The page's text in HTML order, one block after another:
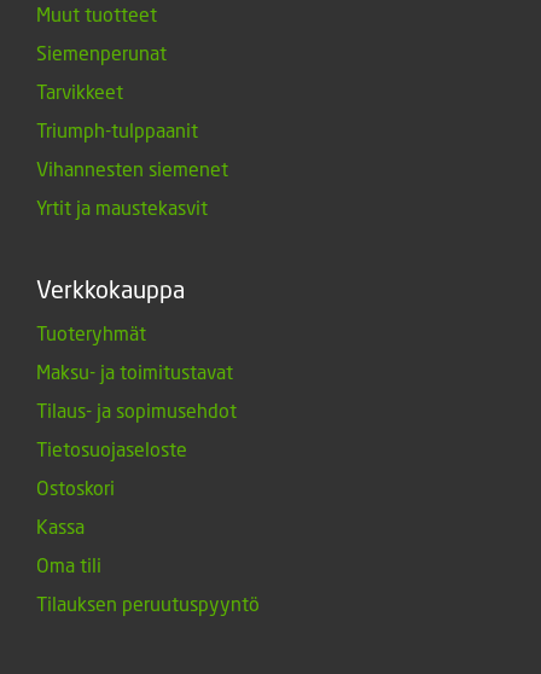
Muut tuotteet
Siemenperunat
Tarvikkeet
Triumph-tulppaanit
Vihannesten siemenet
Yrtit ja maustekasvit
Verkkokauppa
Tuoteryhmät
Maksu- ja toimitustavat
Tilaus- ja sopimusehdot
Tietosuojaseloste
Ostoskori
Kassa
Oma tili
Tilauksen peruutuspyyntö